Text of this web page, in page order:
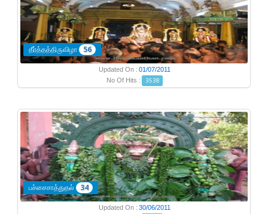
தீர்த்தத்திருவிழா 56
Updated On : 01/07/2011
No Of Hits :
3538
பச்சைசாத்துதல் 34
Updated On : 30/06/2011